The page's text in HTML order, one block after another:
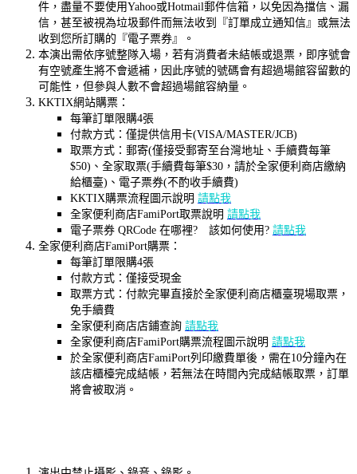
件，盡量不要使用Yahoo或Hotmail郵件信箱，以免因為擋信、漏
信，甚至被視為垃圾郵件而無法收到『訂單成立通知信』或無法
收到您所訂購的『電子票券』。
本演出需依序號整隊入場，若有消費者未結帳或退票，即序號會
有空號產生將不會遞補，因此序號的號碼會有超過場館容留數的
可能性，但參與人數不會超過場館容納量。
KKTIX網站購票：
每筆訂單限購4張
付款方式：僅提供信用卡(VISA/MASTER/JCB)
取票方式：郵寄(僅接受郵寄至台灣地址、手續費每筆
$50)、全家取票(手續費每筆$30，請於全家便利商店繳納
給櫃臺)、電子票券(不酌收手續費)
KKTIX購票流程圖示說明 請點我
全家便利商店FamiPort取票說明 請點我
電子票券 QRCode 在哪裡? 該如何使用? 請點我
全家便利商店FamiPort購票：
每筆訂單限購4張
付款方式：僅接受現金
取票方式：付款完畢直接於全家便利商店櫃臺現場取票，
免手續費
全家便利商店店鋪查詢 請點我
全家便利商店FamiPort購票流程圖示說明 請點我
於全家便利商店FamiPort列印繳費單後，需在10分鐘內在
該店櫃檯完成結帳，若無法在時間內完成結帳取票，訂單
將會被取消。